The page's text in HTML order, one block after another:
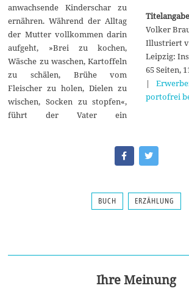
anwachsende Kinderschar zu
ernähren. Während der Alltag
der Mutter vollkommen darin
aufgeht, »Brei zu kochen,
Wäsche zu waschen, Kartoffeln
zu schälen, Brühe vom
Fleischer zu holen, Dielen zu
wischen, Socken zu stopfen«,
führt der Vater ein
Volker
Illustriert
Leipzig:
65 Seiten,
|
portofrei
BUCH ERZÄHLUNG
Ihre Meinung